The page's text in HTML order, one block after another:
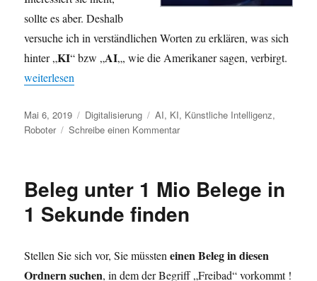
sollte es aber. Deshalb
versuche ich in verständlichen Worten zu erklären, was sich
hinter „KI“ bzw „AI„, wie die Amerikaner sagen, verbirgt.
„Künstliche Intelligenz (KI)“
weiterlesen
Veröffentlicht
am
Mai 6, 2019 Kategorien
Digitalisierung Schlagwörter
AI, KI, Künstliche Intelligenz,
Roboter
Schreibe einen Kommentarzu
Beleg unter 1 Mio Belege in
1 Sekunde finden
Stellen Sie sich vor, Sie müssteneinenBeleg in diesen
Ordnern suchen, indem der Begriff „Freibad“ vorkommt !